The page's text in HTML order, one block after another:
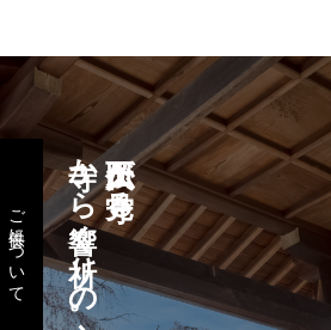
久下田大仏が見守る
寺から響く祈りの心。
ご供養について